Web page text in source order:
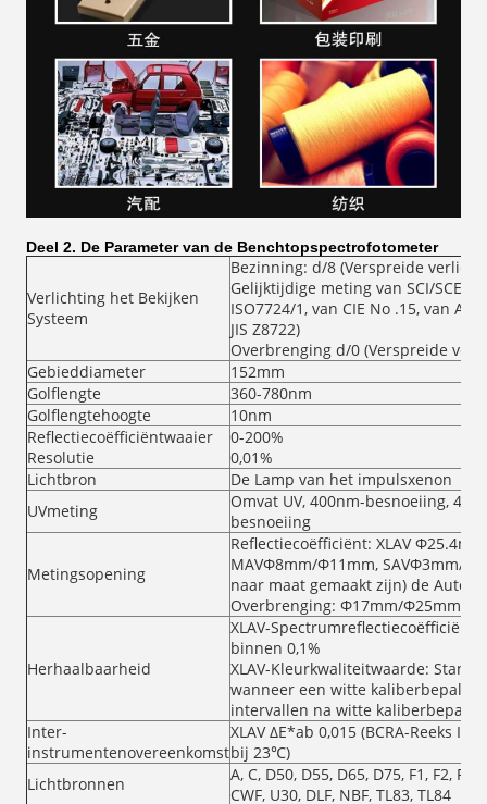
Deel 2. De Parameter van de Benchtopspectrofotometer
Verlichting het Bekijken
Systeem
Bezinning: d/8 (Verspreide
Gelijktijdige meting van SCI/SCE
ISO7724/1, van CIE No .15, van
JIS Z8722)
Overbrenging d/0 (Verspreide
Gebieddiameter
152mm
Golflengte
360-780nm
Golflengtehoogte
10nm
Reflectiecoëfficiëntwaaier
Resolutie
0-200%
0,01%
Lichtbron
De Lamp van het impulsxenon
UVmeting
Omvat UV, 400nm-besnoeiing,
besnoeiing
Metingsopening
Reflectiecoëfficiënt: XLAV
MAVΦ8mm/Φ11mm, SAVΦ3mm/
naar maat gemaakt zijn) de
Overbrenging: Φ17mm/Φ25mm
Herhaalbaarheid
XLAV-
binnen 0,1%
XLAV-Kleurkwaliteitwaarde:
wanneer een witte
intervallen na witte
Inter-
instrumentenovereenkomst
XLAV ΔE*ab 0,015 (BCRA-Reeks
bij 23℃)
Lichtbronnen
A, C, D50, D55, D65, D75, F1, F2, F3,
CWF, U30, DLF, NBF, TL83, TL84